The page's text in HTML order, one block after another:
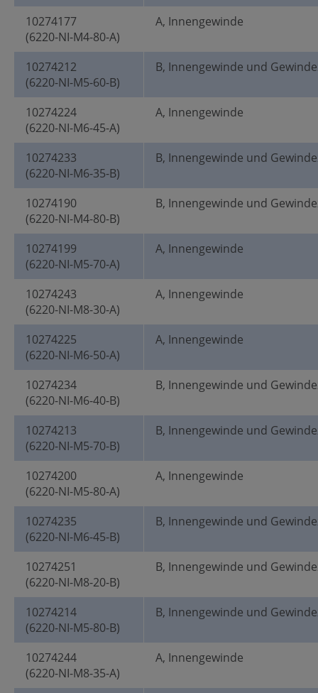
10274177
(6220-NI-M4-80-A)
A, Innengewinde
10274212
(6220-NI-M5-60-B)
B, Innengewinde und
10274224
(6220-NI-M6-45-A)
A, Innengewinde
10274233
(6220-NI-M6-35-B)
B, Innengewinde und
10274190
(6220-NI-M4-80-B)
B, Innengewinde und
10274199
(6220-NI-M5-70-A)
A, Innengewinde
10274243
(6220-NI-M8-30-A)
A, Innengewinde
10274225
(6220-NI-M6-50-A)
A, Innengewinde
10274234
(6220-NI-M6-40-B)
B, Innengewinde und
10274213
(6220-NI-M5-70-B)
B, Innengewinde und
10274200
(6220-NI-M5-80-A)
A, Innengewinde
10274235
(6220-NI-M6-45-B)
B, Innengewinde und
10274251
(6220-NI-M8-20-B)
B, Innengewinde und
10274214
(6220-NI-M5-80-B)
B, Innengewinde und
10274244
(6220-NI-M8-35-A)
A, Innengewinde